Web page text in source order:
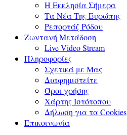
Η Εκκλησία Σήμερα
Τα Νέα Της Ευρώπης
Ρεπορτάζ Ρόδου
Ζωντανή Μετάδοση
Live Video Stream
Πληροφορίες
Σχετικά με Μας
Διαφημιστείτε
Όροι χρήσης
Χάρτης Ιστότοπου
Δήλωση για τα Cookies
Επικοινωνία